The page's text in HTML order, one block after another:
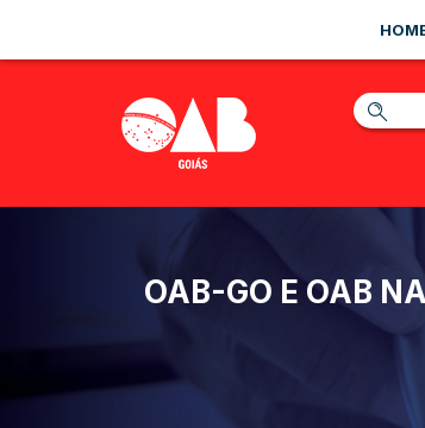
OAB-GO E OAB